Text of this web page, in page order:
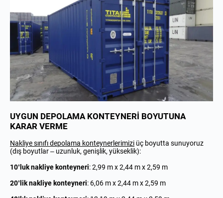
UYGUN DEPOLAMA KONTEYNERİ BOYUTUNA
KARAR VERME
Nakliye sınıfı depolama konteynerlerimizi üç boyutta sunuyoruz
(dış boyutlar – uzunluk, genişlik, yükseklik):
10’luk nakliye konteyneri: 2,99 m x 2,44 m x 2,59 m
20’lik nakliye konteyneri: 6,06 m x 2,44 m x 2,59 m